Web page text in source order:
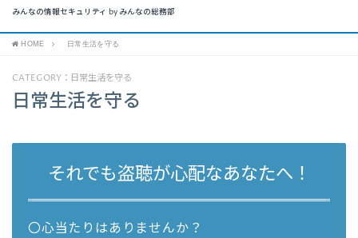
みんなの情報セキュリティ by みんなの総務部
HOME 日常生活を守る
CATEGORY：日常生活を守る
日常生活を守る
それでも盗聴が心配なあなたへ！
〇心当たりはありませんか？